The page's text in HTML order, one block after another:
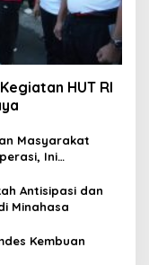
HUT RI
Masyarakat
Ini
Antisipasi dan
Minahasa
Kembuan